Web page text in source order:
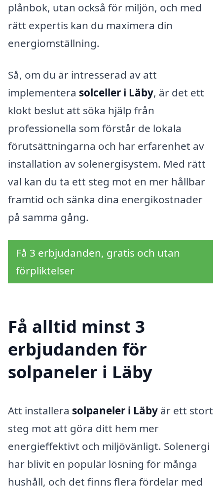
plånbok, utan också för miljön, och med
rätt expertis kan du maximera din
energiomställning.
Så, om du är intresserad av att
implementera solceller i Läby, är det ett
klokt beslut att söka hjälp från
professionella som förstår de lokala
förutsättningarna och har erfarenhet av
installation av solenergisystem. Med rätt
val kan du ta ett steg mot en mer hållbar
framtid och sänka dina energikostnader
på samma gång.
Få 3 erbjudanden, gratis och utan
förpliktelser
Få alltid minst 3
erbjudanden för
solpaneler i Läby
Att installera solpaneler i Läby är ett stort
steg mot att göra ditt hem mer
energieffektivt och miljövänligt. Solenergi
har blivit en populär lösning för många
hushåll, och det finns flera fördelar med